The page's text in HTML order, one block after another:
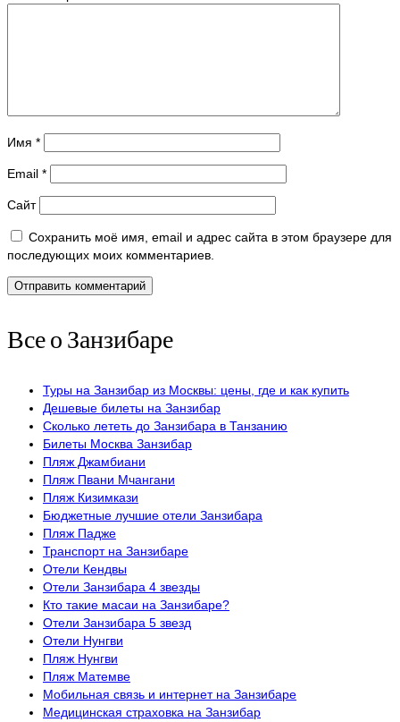
Имя *
Email *
Сайт
Сохранить моё имя, email и адрес сайта в этом браузере для
последующих моих комментариев.
Все о Занзибаре
Туры на Занзибар из Москвы: цены, где и как купить
Дешевые билеты на Занзибар
Сколько лететь до Занзибара в Танзанию
Билеты Москва Занзибар
Пляж Джамбиани
Пляж Пвани Мчангани
Пляж Кизимкази
Бюджетные лучшие отели Занзибара
Пляж Падже
Транспорт на Занзибаре
Отели Кендвы
Отели Занзибара 4 звезды
Кто такие масаи на Занзибаре?
Отели Занзибара 5 звезд
Отели Нунгви
Пляж Нунгви
Пляж Матемве
Мобильная связь и интернет на Занзибаре
Медицинская страховка на Занзибар